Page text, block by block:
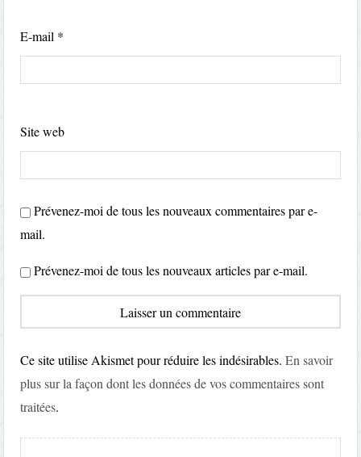
E-mail *
Site web
Prévenez-moi de tous les nouveaux commentaires par e-
mail.
Prévenez-moi de tous les nouveaux articles par e-mail.
Ce site utilise Akismet pour réduire les indésirables.En savoir
plus sur la façon dont les données de vos commentaires sont
traitées.